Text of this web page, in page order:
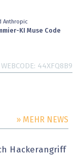
Anthropic
KI Muse Code
WEBCODE 44XFQ8B9
» MEHR NEWS
Hackerangriff